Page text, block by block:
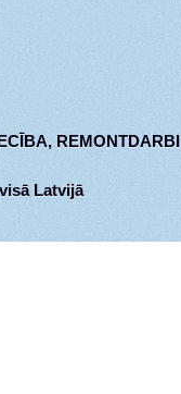
REMONTDARBI
Latvijā